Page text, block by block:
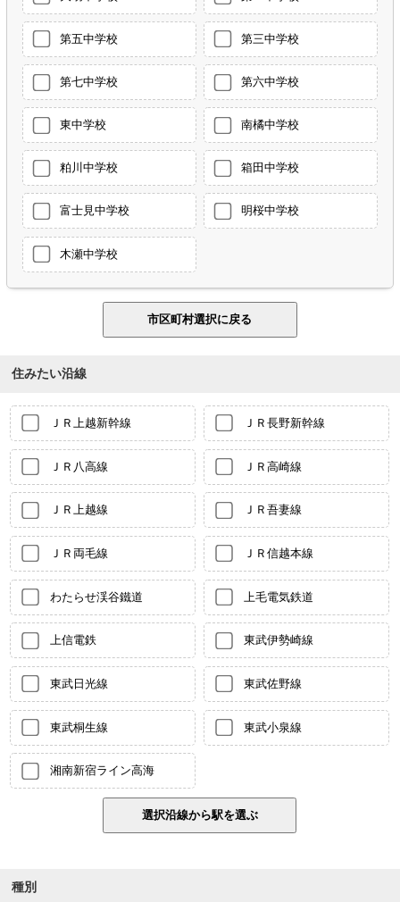
第五中学校 第三中学校
第七中学校 第六中学校
東中学校 南橘中学校
粕川中学校 箱田中学校
富士見中学校 明桜中学校
木瀬中学校
住みたい沿線
ＪＲ上越新幹線 ＪＲ長野新幹線
ＪＲ八高線 ＪＲ高崎線
ＪＲ上越線 ＪＲ吾妻線
ＪＲ両毛線 ＪＲ信越本線
わたらせ渓谷鐵道 上毛電気鉄道
上信電鉄 東武伊勢崎線
東武日光線 東武佐野線
東武桐生線 東武小泉線
湘南新宿ライン高海
種別